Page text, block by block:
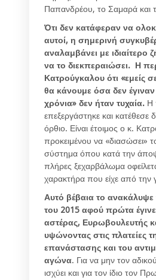
Παπανδρέου, το Σαμαρά και
Ότι δεν κατάφεραν να
αυτοί, η σημερινή
αναλαμβάνει με ιδιαίτερο
να το διεκπεραιώσει. Η
Κατρούγκαλου ότι «εμείς
θα κάνουμε όσα δεν
χρόνια» δεν ήταν τυχαία. Η
επεξεργάστηκε και κατέθεσε
όρθιο. Είναι έτοιμος ο κ.
προκειμένου να «διασώσει»
σύστημα όπου κατά την
πλήρες ξεχαρβάλωμα
χαρακτήρα που είχε από την
Αυτό βέβαια το ανακάλυψε
του 2015 αφού πρώτα
αστέρας, Ευρωβουλευτής
υψώνοντας στις πλατείες
επανάστασης και του
αγώνα. Για να μην τον
ισχύει και για τον ίδιο τον